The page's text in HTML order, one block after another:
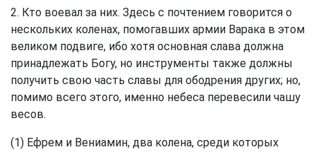
2. Кто воевал за них. Здесь с почтением говорится о
нескольких коленах, помогавших армии Варака в этом
великом подвиге, ибо хотя основная слава должна
принадлежать Богу, но инструменты также должны
получить свою часть славы для ободрения других; но,
помимо всего этого, именно небеса перевесили чашу
весов.
(1) Ефрем и Вениамин, два колена, среди которых